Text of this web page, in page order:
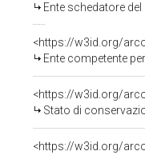
Ente schedatore
<https://w3id.org/
Ente competente per
<https://w3id.org/
Stato di
<https://w3id.org/